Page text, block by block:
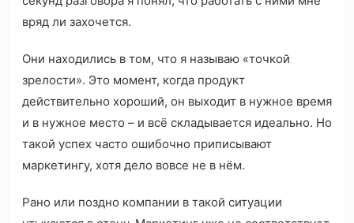
вряд ли захочется.
Они находились в том, что я называю «точкой
зрелости». Это момент, когда продукт
действительно хороший, он выходит в нужное время
и в нужное место – и всё складывается идеально. Но
такой успех часто ошибочно приписывают
маркетингу, хотя дело вовсе не в нём.
Рано или поздно компании в такой ситуации